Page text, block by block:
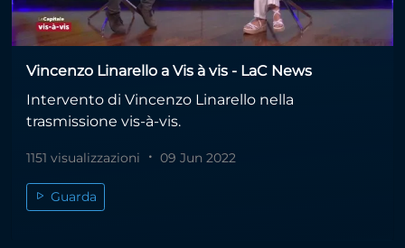
Vincenzo Linarello a Vis à vis - LaC News
Intervento di Vincenzo Linarello nella
trasmissione vis-à-vis.
1151 visualizzazioni 09 Jun 2022
Guarda